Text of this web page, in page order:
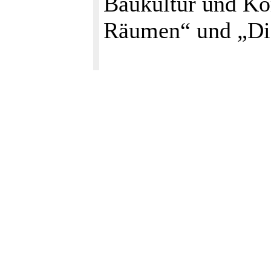
Räumen“ und